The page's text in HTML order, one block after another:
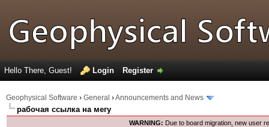
Hello There, Guest! Login Register
Geophysical Software › General ›Announcements and News
рабочая ссылка на мегу
WARNING: Due to board migration, new user